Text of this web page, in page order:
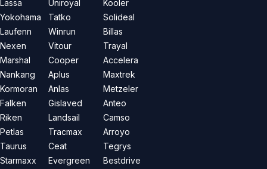
Lassa
Yokohama
Laufenn
Nexen
Marshal
Nankang
Kormoran
Falken
Riken
Petlas
Taurus
Starmaxx
Uniroyal
Tatko
Winrun
Vitour
Cooper
Aplus
Anlas
Gislaved
Landsail
Tracmax
Ceat
Evergreen
Kooler
Solideal
Billas
Trayal
Accelera
Maxtrek
Metzeler
Anteo
Camso
Arroyo
Tegrys
Bestdrive